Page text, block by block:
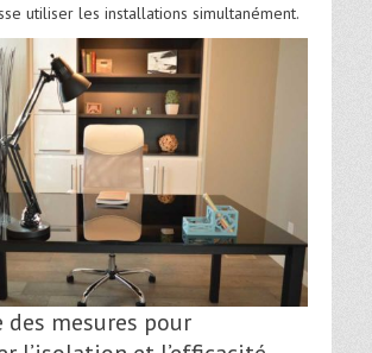
utiliser les installations simultanément.
des mesures pour